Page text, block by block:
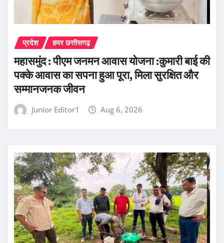
प्रदेश हमर छत्तीसगढ़
महासमुंद : पीएम जनमन आवास योजना :कुमारी बाई की
पक्के आवास का सपना हुआ पूरा, मिला सुरक्षित और
सम्मानजनक जीवन
Junior Editor1 Aug 6, 2026